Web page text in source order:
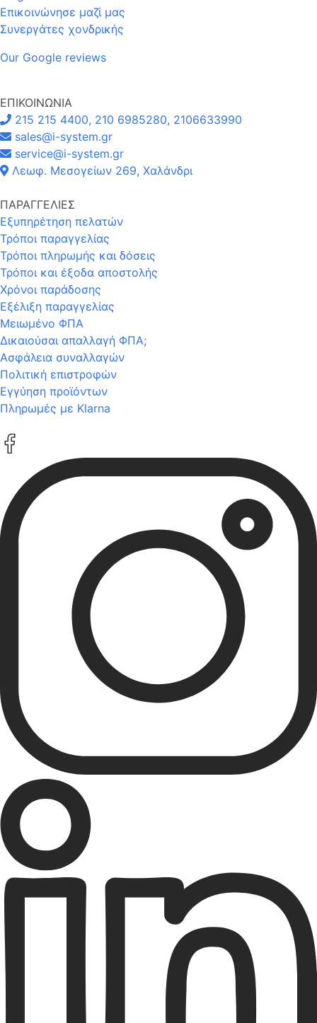
Επικοινώνησε μαζί μας
Συνεργάτες χονδρικής
Our Google reviews
ΕΠΙΚΟΙΝΩΝΙΑ
215 215 4400, 210 6985280, 2106633990
sales@i-system.gr
service@i-system.gr
Λεωφ. Μεσογείων 269, Χαλάνδρι
ΠΑΡΑΓΓΕΛΙΕΣ
Εξυπηρέτηση πελατών
Τρόποι παραγγελίας
Τρόποι πληρωμής και δόσεις
Τρόποι και έξοδα αποστολής
Χρόνοι παράδοσης
Εξέλιξη παραγγελίας
Μειωμένο ΦΠΑ
Δικαιούσαι απαλλαγή ΦΠΑ;
Ασφάλεια συναλλαγών
Πολιτική επιστροφών
Εγγύηση προϊόντων
Πληρωμές με Klarna